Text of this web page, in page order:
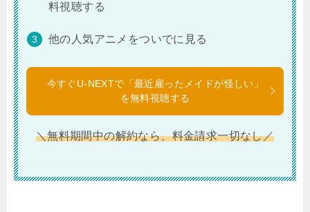
料視聴する
他の人気アニメをついでに見る
今すぐU-NEXTで「最近雇ったメイドが怪しい」
を無料視聴する
＼無料期間中の解約なら、料金請求一切なし／